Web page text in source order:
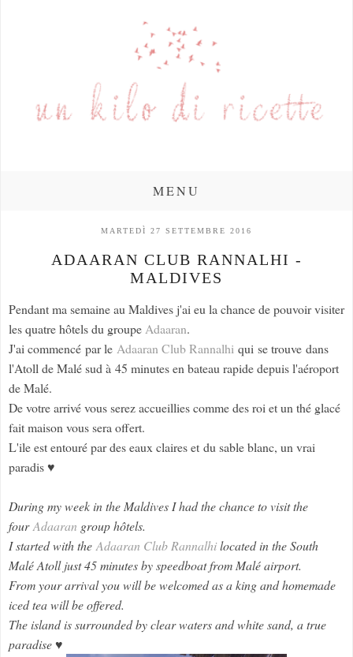
MENU
MARTEDÌ 27 SETTEMBRE 2016
ADAARAN CLUB RANNALHI -
MALDIVES
Pendant ma semaine au Maldives j'ai eu la chance de pouvoir visiter
les quatre hôtels du groupeAdaaran.
J'ai commencé par le Adaaran Club Rannalhi qui se trouve dans
l'Atoll de Malé sud à 45 minutes en bateau rapide depuis l'aéroport
de Malé.
De votre arrivé vous serez accueillies comme des roi et un thé glacé
fait maison vous sera offert.
L'ile est entouré par des eaux claires et du sable blanc, un vrai
paradis ♥
During my week in the Maldives I had the chance to visit the
fourAdaaran group hôtels.
I started with theAdaaran Club Rannalhilocated in the South
Malé Atoll just 45 minutes by speedboat from Malé airport.
From your arrival you will be welcomed as a king and homemade
iced tea will be offered.
The island is surrounded by clear waters and white sand, a true
paradise ♥